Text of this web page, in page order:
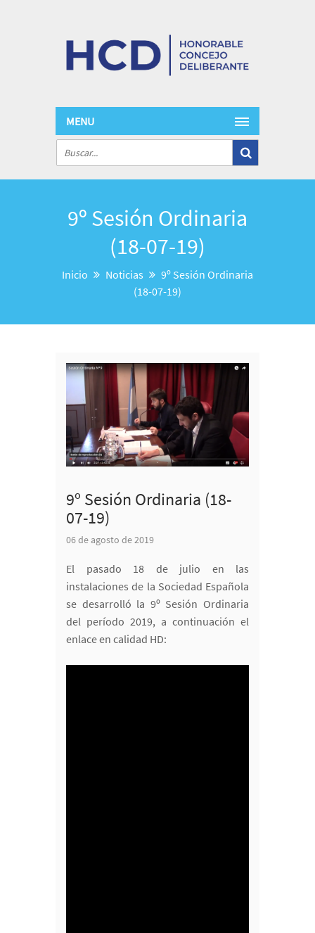
MENU
9º Sesión Ordinaria
(18-07-19)
Inicio Noticias
9º Sesión Ordinaria
(18-07-19)
9º Sesión Ordinaria (18-
07-19)
06 de agosto de 2019
El pasado 18 de julio en las
instalaciones de la Sociedad Española
se desarrolló la 9º Sesión Ordinaria
del período 2019, a continuación el
enlace en calidad HD: